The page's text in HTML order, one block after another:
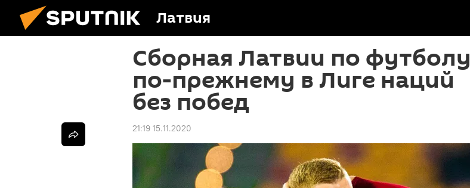
Латвия
Сборная Латвии по футболу
по-прежнему в Лиге наций
без побед
21:19 15.11.2020